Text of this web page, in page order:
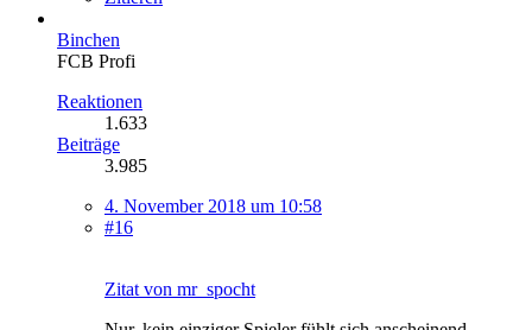
Binchen
FCB Profi
Reaktionen
1.633
Beiträge
3.985
4. November 2018 um 10:58
#16
Zitat von mr_spocht